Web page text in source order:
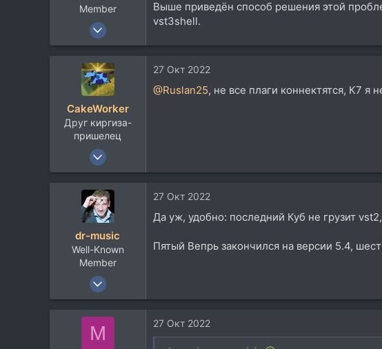
vk.com
Member
24 Дек 2019
687
Выше приведён способ решения этой
vst3shell.
CakeWorker
Друг киргиза-
пришелец
10 Ноя 2002
11.232
5.947
Севера
27 Окт 2022
@Ruslan25, не все плаги коннектятся, К7
dr-music
Well-Known
Member
8 Апр 2007
3.373
6.835
27 Окт 2022
Да уж, удобно: последний Куб не грузит
Пятый Вепрь закончился на версии 5.4,
M 27 Окт 2022